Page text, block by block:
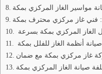
فني غاز مركزي محترف بمكة :